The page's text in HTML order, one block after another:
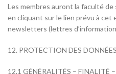
Les membres auront la faculté
en cliquant sur le lien prévu à
newsletters (lettres
12. PROTECTION DES
12.1 GÉNÉRALITÉS – FINALITÉ –